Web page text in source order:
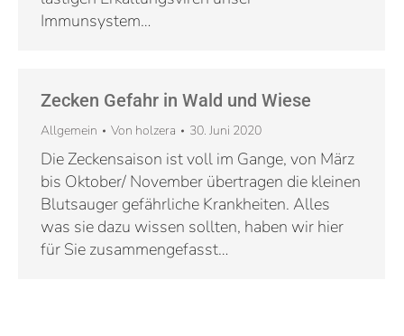
Immunsystem…
Zecken Gefahr in Wald und Wiese
Allgemein Von holzera 30. Juni 2020
Die Zeckensaison ist voll im Gange, von März
bis Oktober/ November übertragen die kleinen
Blutsauger gefährliche Krankheiten. Alles
was sie dazu wissen sollten, haben wir hier
für Sie zusammengefasst…